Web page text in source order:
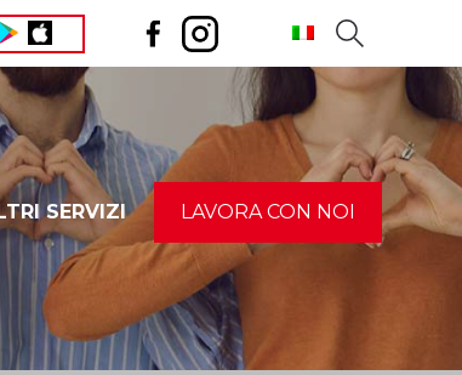
– TRENTINO
SERVIZI
IMU – ILIA – IMI – IMIS
LAVORA CON NOI